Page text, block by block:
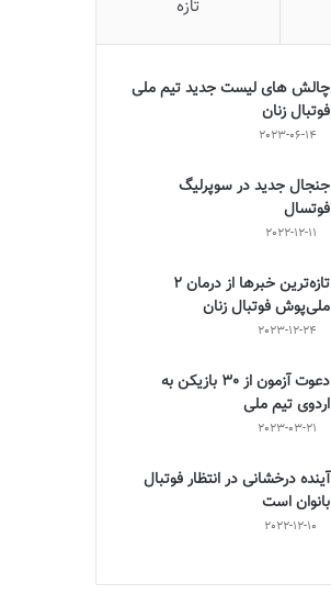
تازه
چالش هاى ليست جدید تيم ملى
فوتبال زنان
2023-06-14
جنجال جدید در سوپرلیگ
فوتسال
2022-12-11
تازه‌ترین خبرها از درمان ۲
ملی‌پوش فوتبال زنان
2023-12-24
دعوت آزمون از 30 بازیکن به
اردوی تیم ملی
2023-03-21
آینده درخشانی در انتظار فوتبال
بانوان است
2022-12-10